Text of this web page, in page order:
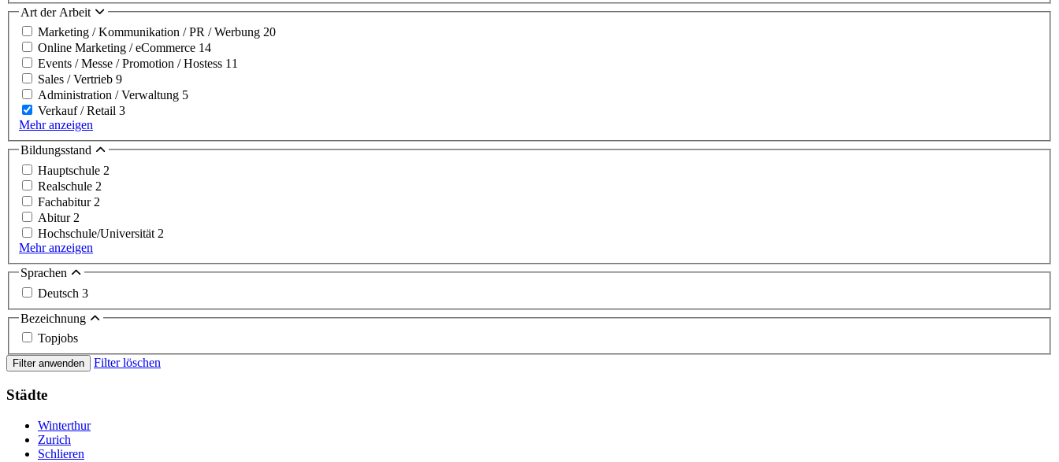
Art der Arbeit
Marketing / Kommunikation / PR / Werbung 20
Online Marketing / eCommerce 14
Events / Messe / Promotion / Hostess 11
Sales / Vertrieb 9
Administration / Verwaltung 5
Verkauf / Retail 3
Mehr anzeigen
Bildungsstand
Hauptschule 2
Realschule 2
Fachabitur 2
Abitur 2
Hochschule/Universität 2
Mehr anzeigen
Sprachen
Deutsch 3
Bezeichnung
Topjobs
Filter anwenden Filter löschen
Städte
Winterthur
Zurich
Schlieren